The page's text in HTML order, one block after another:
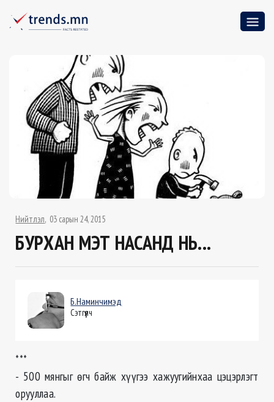
Нийтлэл 03 сарын 24, 2015
БУРХАН МЭТ НАСАНД НЬ...
Б.Наминчимэд
Сэтгүүлч
***
- 500 мянгыг өгч байж хүүгээ хажуугийнхаа цэцэрлэгт
орууллаа.